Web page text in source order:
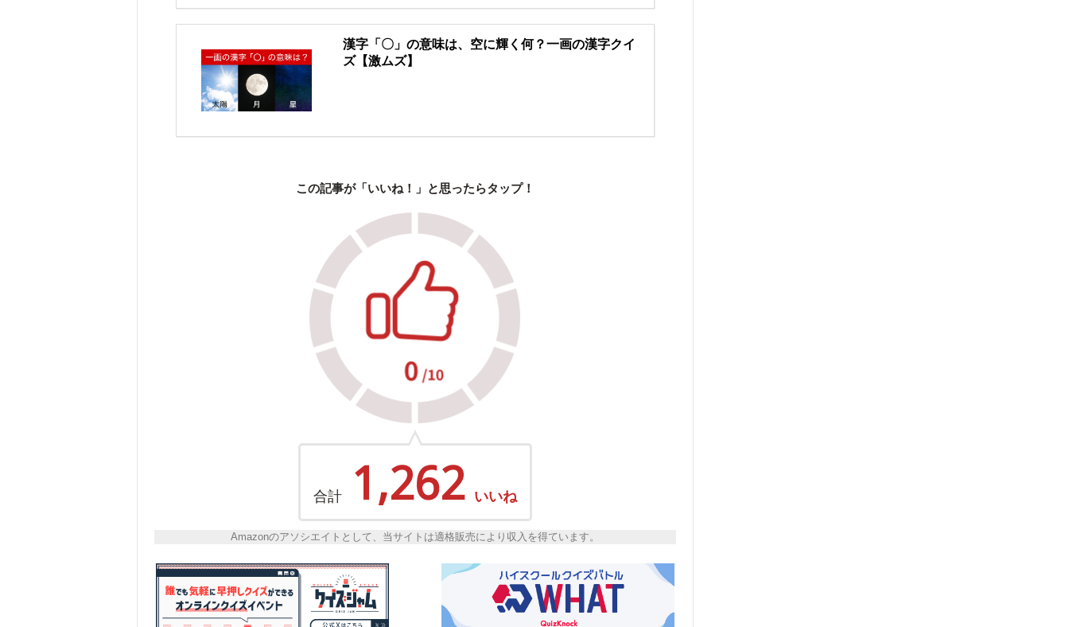
漢字「〇」の意味は、空に輝く何？一画の漢字クイ
ズ【激ムズ】
この記事が「いいね！」と思ったらタップ！
合計 1,262 いいね
Amazonのアソシエイトとして、当サイトは適格販売により収入を得ています。